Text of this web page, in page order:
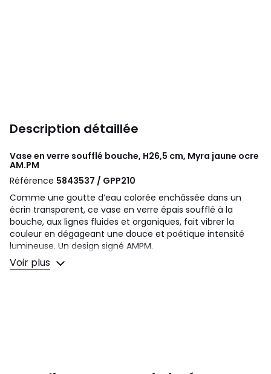
Description détaillée
Vase en verre soufflé bouche, H26,5 cm, Myra jaune ocre
AM.PM
Référence 5843537 / GPP210
Comme une goutte d’eau colorée enchâssée dans un
écrin transparent, ce vase en verre épais soufflé à la
bouche, aux lignes fluides et organiques, fait vibrer la
couleur en dégageant une douce et poétique intensité
lumineuse. Un design signé AMPM.
Description
Voir plus